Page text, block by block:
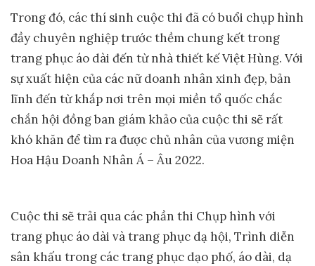
Trong đó, các thí sinh cuộc thi đã có buổi chụp hình
đầy chuyên nghiệp trước thềm chung kết trong
trang phục áo dài đến từ nhà thiết kế Việt Hùng. Với
sự xuất hiện của các nữ doanh nhân xinh đẹp, bản
lĩnh đến từ khắp nơi trên mọi miền tổ quốc chắc
chắn hội đồng ban giám khảo của cuộc thi sẽ rất
khó khăn để tìm ra được chủ nhân của vương miện
Hoa Hậu Doanh Nhân Á – Âu 2022.
Cuộc thi sẽ trải qua các phần thi Chụp hình với
trang phục áo dài và trang phục dạ hội, Trình diễn
sân khấu trong các trang phục dạo phố, áo dài, dạ